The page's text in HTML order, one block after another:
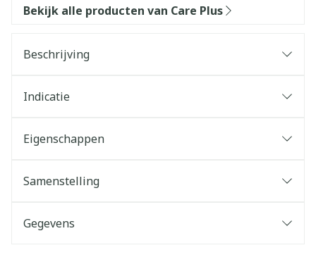
Bekijk alle producten van Care Plus
Beschrijving
Indicatie
Eigenschappen
Samenstelling
Gegevens